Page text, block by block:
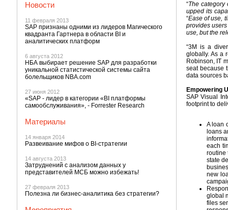
Новости
11 февраля 2013
SAP признаны одними из лидеров Магического
квадранта Гартнера в области BI и
аналитических платформ
6 августа 2012
НБА выбирает решение SAP для разработки
уникальной статистической системы сайта
болельщиков NBA.com
27 июня 2012
«SAP - лидер в категории «BI платформы
самообслуживания», - Forrester Research
Материалы
14 января 2014
Развеивание мифов о BI-стратегии
14 августа 2013
Затруднений с анализом данных у
представителей МСБ можно избежать!
27 февраля 2013
Полезна ли бизнес-аналитика без стратегии?
“The category
upped its
“Ease of use,
provides
use, but the
“3M is a
globally. As a
Robinson, IT
seat because
data sources
Empowering
SAP Visual
footprint to
A loan
loans
each
routine
state
new
global
files